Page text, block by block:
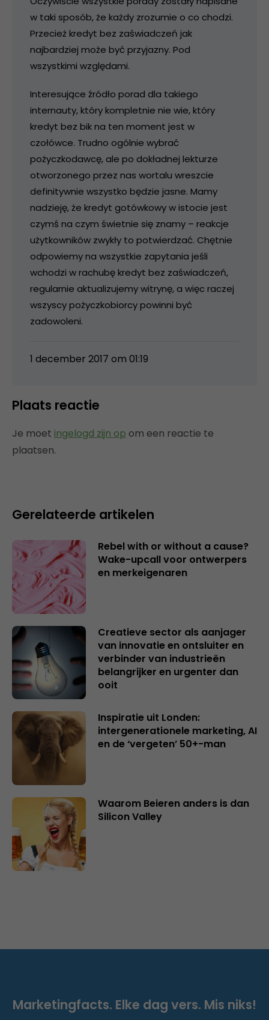
w taki sposób, że każdy zrozumie o co chodzi.
Przecież kredyt bez zaświadczeń jak
najbardziej może być przyjazny. Pod
wszystkimi względami.
Interesujące źródło porad dla takiego
internauty, który kompletnie nie wie, który
kredyt bez bik na ten moment jest w
czołówce. Trudno ogólnie wybrać
pożyczkodawcę, ale po dokładnej lekturze
otworzonego przez nas wortalu wreszcie
definitywnie wszystko będzie jasne. Mamy
nadzieję, że kredyt gotówkowy w istocie jest
czymś na czym świetnie się znamy – reakcje
użytkowników zwykły to potwierdzać. Chętnie
odpowiemy na wszystkie zapytania jeśli
wchodzi w rachubę kredyt bez zaświadczeń,
regularnie aktualizujemy witrynę, a więc raczej
wszyscy pożyczkobiorcy powinni być
zadowoleni.
1 december 2017 om 01:19
Plaats reactie
Je moet ingelogd zijn op om een reactie te
plaatsen.
Gerelateerde artikelen
Rebel with or without a cause?
Wake-upcall voor ontwerpers
en merkeigenaren
Creatieve sector als aanjager
van innovatie en ontsluiter en
verbinder van industrieën
belangrijker en urgenter dan
ooit
Inspiratie uit Londen:
intergenerationele marketing, AI
en de ‘vergeten’ 50+-man
Waarom Beieren anders is dan
Silicon Valley
Marketingfacts. Elke dag vers. Mis niks!